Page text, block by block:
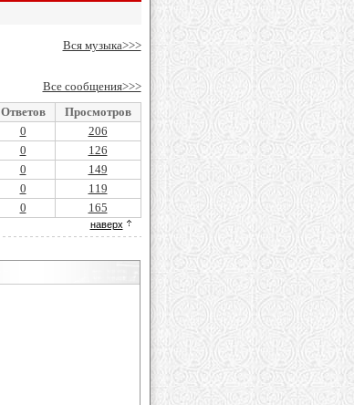
Вся музыка>>>
Все сообщения>>>
Ответов Просмотров
0 206
0 126
0 149
0 119
0 165
наверх